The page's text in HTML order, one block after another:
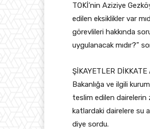
TOKİ’nin Aziziye
edilen eksiklikler var
görevlileri hakkında
uygulanacak mıdır?”
ŞİKAYETLER
Bakanlığa ve ilgili
teslim edilen dairelerin
katlardaki dairelere su
diye sordu.